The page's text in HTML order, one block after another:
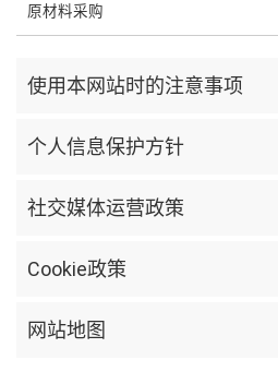
原材料采购
使用本网站时的注意事项
个人信息保护方针
社交媒体运营政策
Cookie政策
网站地图